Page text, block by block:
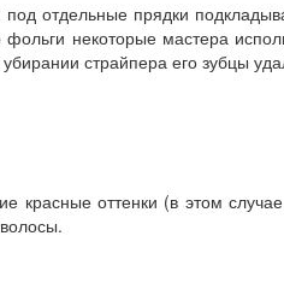
отдельные прядки
некоторые мастера
страйпера его зубцы
оттенки (в этом